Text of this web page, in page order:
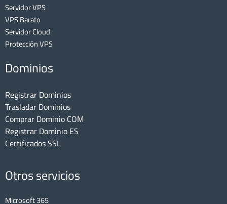
Servidor VPS
VPS Barato
Servidor Cloud
Protección VPS
Dominios
Registrar Dominios
Trasladar Dominios
Comprar Dominio COM
Registrar Dominio ES
Certificados SSL
Otros servicios
Microsoft 365